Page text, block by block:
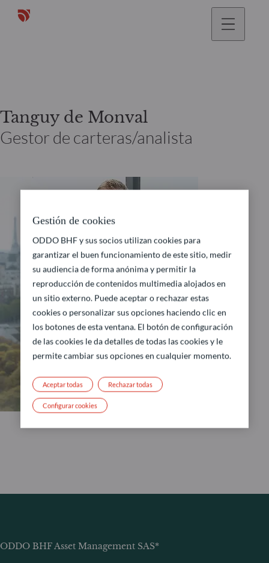
Tanguy de Monval
Gestor de carteras/analista
ODDO BHF Asset Management SAS*
Gestión de cookies
ODDO BHF y sus socios utilizan cookies para
garantizar el buen funcionamiento de este sitio, medir
su audiencia de forma anónima y permitir la
reproducción de contenidos multimedia alojados en
un sitio externo. Puede aceptar o rechazar estas
cookies o personalizar sus opciones haciendo clic en
los botones de esta ventana. El botón de configuración
de las cookies le da detalles de todas las cookies y le
permite cambiar sus opciones en cualquier momento.
Rechazar todas
Aceptar todas
Configurar cookies